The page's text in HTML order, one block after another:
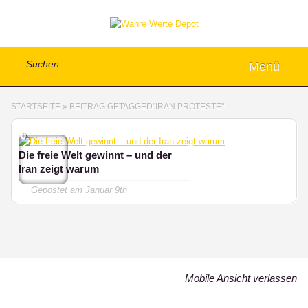
Menü
STARTSEITE » BEITRAG GETAGGED" IRAN PROTESTE"
0
Die freie Welt gewinnt – und der
Iran zeigt warum
Gepostet am Januar 9th
Mobile Ansicht verlassen